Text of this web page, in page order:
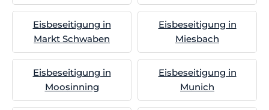
Eisbeseitigung in
Markt Schwaben
Eisbeseitigung in
Miesbach
Eisbeseitigung in
Moosinning
Eisbeseitigung in
Munich